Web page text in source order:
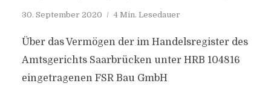
30. September 2020 4 Min. Lesedauer
Über das Vermögen der im Handelsregister des
Amtsgerichts Saarbrücken unter HRB 104816
eingetragenen FSR Bau GmbH